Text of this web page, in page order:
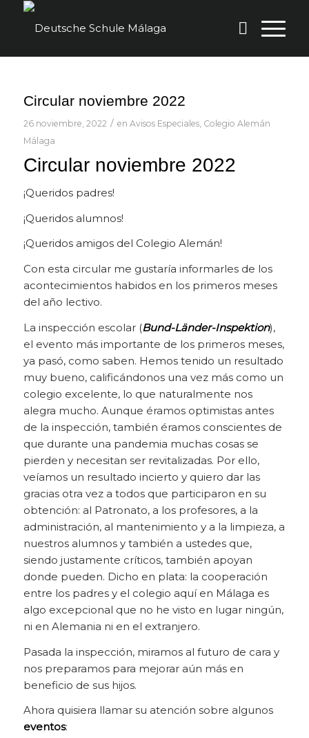
Circular noviembre 2022
26 noviembre, 2022 / en Avisos Especiales, Colegio Alemán
Málaga
Circular noviembre 2022
¡Queridos padres!
¡Queridos alumnos!
¡Queridos amigos del Colegio Alemán!
Con esta circular me gustaría informarles de los
acontecimientos habidos en los primeros meses
del año lectivo.
La inspección escolar (Bund-Länder-Inspektion),
el evento más importante de los primeros meses,
ya pasó, como saben. Hemos tenido un resultado
muy bueno, calificándonos una vez más como un
colegio excelente, lo que naturalmente nos
alegra mucho. Aunque éramos optimistas antes
de la inspección, también éramos conscientes de
que durante una pandemia muchas cosas se
pierden y necesitan ser revitalizadas. Por ello,
veíamos un resultado incierto y quiero dar las
gracias otra vez a todos que participaron en su
obtención: al Patronato, a los profesores, a la
administración, al mantenimiento y a la limpieza, a
nuestros alumnos y también a ustedes que,
siendo justamente críticos, también apoyan
donde pueden. Dicho en plata: la cooperación
entre los padres y el colegio aquí en Málaga es
algo excepcional que no he visto en lugar ningún,
ni en Alemania ni en el extranjero.
Pasada la inspección, miramos al futuro de cara y
nos preparamos para mejorar aún más en
beneficio de sus hijos.
Ahora quisiera llamar su atención sobre algunos
eventos: